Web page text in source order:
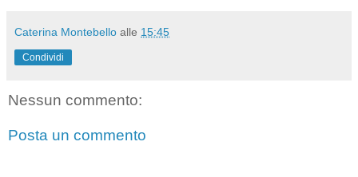
Caterina Montebello alle 15:45
Condividi
Nessun commento:
Posta un commento